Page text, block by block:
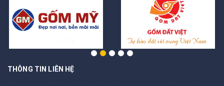
THÔNG TIN LIÊN HỆ